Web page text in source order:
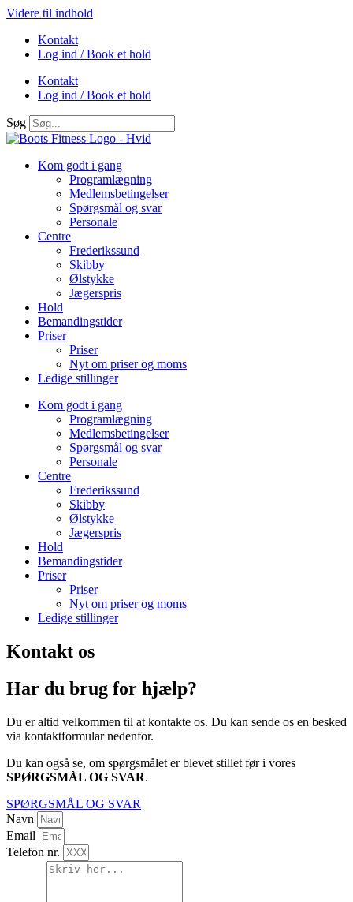
Videre til indhold
Kontakt
Log ind / Book et hold
Kontakt
Log ind / Book et hold
Søg
Kom godt i gang
Programlægning
Medlemsbetingelser
Spørgsmål og svar
Personale
Centre
Frederikssund
Skibby
Ølstykke
Jægerspris
Hold
Bemandingstider
Priser
Priser
Nyt om priser og moms
Ledige stillinger
Kom godt i gang
Programlægning
Medlemsbetingelser
Spørgsmål og svar
Personale
Centre
Frederikssund
Skibby
Ølstykke
Jægerspris
Hold
Bemandingstider
Priser
Priser
Nyt om priser og moms
Ledige stillinger
Kontakt os
Har du brug for hjælp?
Du er altid velkommen til at kontakte os. Du kan sende os en besked
via kontaktformular nedenfor.
Du kan også se, om spørgsmålet er blevet stillet før i vores
SPØRGSMÅL OG SVAR.
SPØRGSMÅL OG SVAR
Navn
Email
Telefon nr.